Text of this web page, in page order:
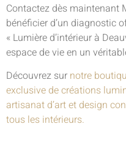
Contactez dès maintenant
bénéficier d’un diagnostic
« Lumière d’intérieur à
espace de vie en un
Découvrez sur notre
exclusive de créations
artisanat d’art et design
tous les intérieurs.